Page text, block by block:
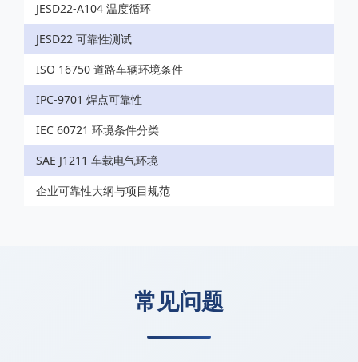
JESD22-A104 温度循环
JESD22 可靠性测试
ISO 16750 道路车辆环境条件
IPC-9701 焊点可靠性
IEC 60721 环境条件分类
SAE J1211 车载电气环境
企业可靠性大纲与项目规范
常见问题